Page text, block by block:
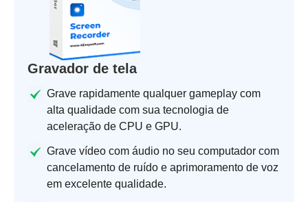
Gravador de tela
Grave rapidamente qualquer gameplay com
alta qualidade com sua tecnologia de
aceleração de CPU e GPU.
Grave vídeo com áudio no seu computador com
cancelamento de ruído e aprimoramento de voz
em excelente qualidade.